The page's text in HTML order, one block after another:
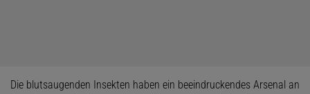
Die blutsaugenden Insekten haben ein beeindruckendes Arsenal an